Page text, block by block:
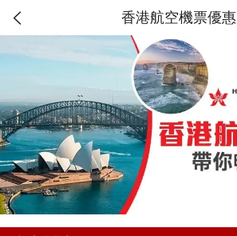
香港航空機票優惠